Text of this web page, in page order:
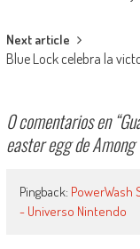
Next article
Blue Lock celebra la
0 comentarios en “
easter egg de Among
Pingback: PowerWash
- Universo Nintendo